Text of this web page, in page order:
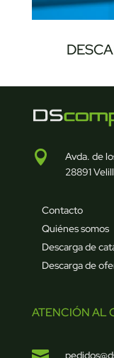

Avda. de
28891
Contacto
Quiénes somos
Descarga de
Descarga de
ATENCIÓN AL